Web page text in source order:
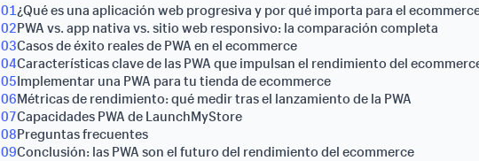
01¿Qué es una aplicación web progresiva y por qué importa para el
02PWA vs. app nativa vs. sitio web responsivo: la comparación completa
03Casos de éxito reales de PWA en el ecommerce
04Características clave de las PWA que impulsan el rendimiento del
05Implementar una PWA para tu tienda de ecommerce
06Métricas de rendimiento: qué medir tras el lanzamiento de la PWA
07Capacidades PWA de LaunchMyStore
08Preguntas frecuentes
09Conclusión: las PWA son el futuro del rendimiento del ecommerce